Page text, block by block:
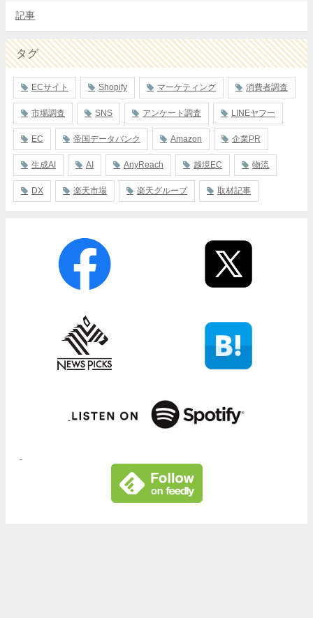
記事
タグ
ECサイト Shopify マーケティング 消費者調査
市場調査 SNS アンケート調査 LINEヤフー
EC 帝国データバンク Amazon 企業PR
生成AI AI AnyReach 越境EC 物流
DX 楽天市場 楽天グループ 取材記事